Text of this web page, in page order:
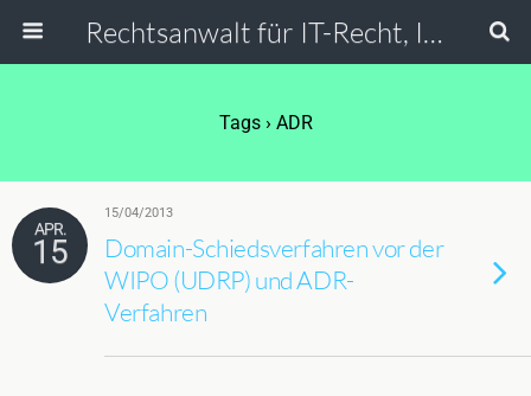
Rechtsanwalt für IT-Recht, Internetrecht, Datenschutz & Social Media
Tags › ADR
APR.
15
15/04/2013
Domain-Schiedsverfahren vor der
WIPO (UDRP) und ADR-
Verfahren